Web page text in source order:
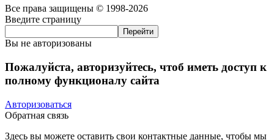
Все права защищены © 1998-2026
Введите страницу
Вы не авторизованы
Пожалуйста, авторизуйтесь, чтоб иметь доступ к
полному функционалу сайта
Авторизоваться
Обратная связь
Здесь вы можете оставить свои контактные данные, чтобы мы